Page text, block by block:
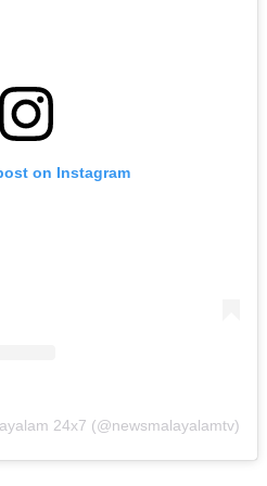
on Instagram
24x7 (@newsmalayalamtv)